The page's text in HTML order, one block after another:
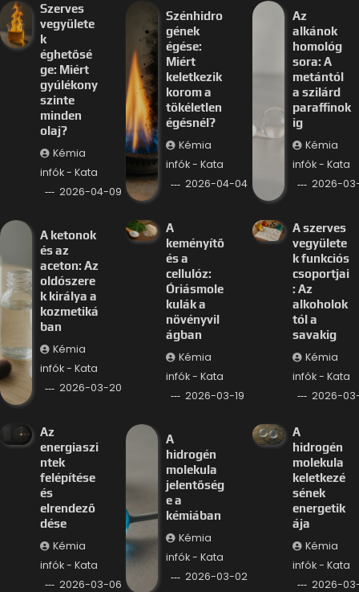
Szerves
vegyülete
k
éghetősé
ge: Miért
gyúlékony
szinte
minden
olaj?
Kémia
infók - Kata
2026-04-09
Szénhidro
gének
égése:
Miért
keletkezik
korom a
tökéletlen
égésnél?
Kémia
infók - Kata
2026-04-04
Az
alkánok
homológ
sora: A
metántól
a szilárd
paraffinok
ig
Kémia
infók - Kata
2026-
A ketonok
és az
aceton: Az
oldószere
k királya a
kozmetiká
ban
Kémia
infók - Kata
2026-03-20
A
keményítő
és a
cellulóz:
Óriásmole
kulák a
növényvil
ágban
Kémia
infók - Kata
2026-03-19
A szerves
vegyülete
k funkciós
csoportjai
: Az
alkoholok
tól a
savakig
Kémia
infók - Kata
2026-
Az
energiaszi
ntek
felépítése
és
elrendező
dése
Kémia
infók - Kata
2026-03-06
A
hidrogén
molekula
jelentőség
e a
kémiában
Kémia
infók - Kata
2026-03-02
A
hidrogén
molekula
keletkezé
sének
energetik
ája
Kémia
infók - Kata
2026-